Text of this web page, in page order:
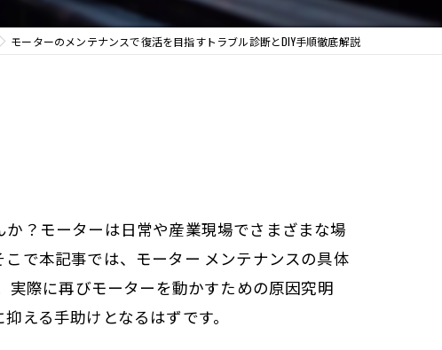
販売
モーターのメンテナンスで復活を目指すトラブル診断とDIY手順徹底解説
？モーターは日常や産業現場でさまざまな場
で本記事では、モーター メンテナンスの具体
実際に再びモーターを動かすための原因究明
える手助けとなるはずです。